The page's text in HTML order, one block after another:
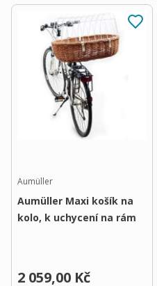
Aumüller
Aumüller Maxi košík na
kolo, k uchycení na rám
2 059,00 Kč